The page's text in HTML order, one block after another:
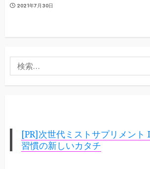
2021年7月30日
索:
[PR]次世代ミストサプリメント
習慣の新しいカタチ